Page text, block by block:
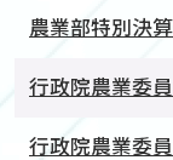
農業部特別決
行政院農業委
行政院農業委